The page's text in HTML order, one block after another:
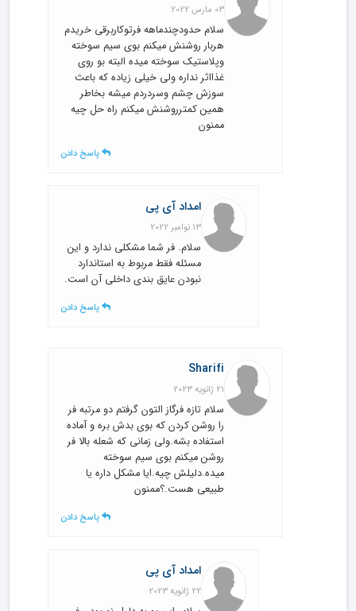
03 مارس 2022
سلام حدودچندماهه فرتوکاربرقی خریدم
هربار روشنش میکنم بوی سیم سوخته
وپلاستیک سوخته میده البته بو روی
غذااثر نداره ولی خیلی زیاده که باعث
سوزش چشم وسردردم میشه بخاطر
همین کمترروشنش میکنم راه حل چیه
ممنون
پاسخ دادن
امداد آی پی
13 نوامبر 2022
سلام. فر شما مشکلی ندارد و این
مسئله فقط مربوط به استاندارد
نبودن عایق بندی داخلی آن است.
پاسخ دادن
Sharifi
21 ژانویه 2023
سلام تازه فرگاز التون گرفتم دو مرتبه فر
را روشن کردن که بوی بدش بره و آماده
استفاده بشه.ولی زمانی که شعله بالا فر
روشن میکنم بوی سیم سوخته
میده.دلیلش چیه.ایا مشکل داره یا
طبیعی هست.؟ممنون
پاسخ دادن
امداد آی پی
22 ژانویه 2023